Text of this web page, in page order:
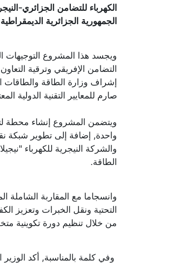
الجمهورية الجزائرية
ويجسد هذا المشروع التوجيهات
التضامن الإفريقي وترقية
إشراف وزارة الطاقة والطاقات
صارم للمعايير التقنية الدولية
واحدة, إضافة إلى تطوير شبكة
والشركة النيجرية للكهرباء
الطاقة.
وانسجاما مع المقاربة الشاملة
التحتية ونقل الخبرات وتعزيز
من خلال تنظيم دورة تكوينية
وفي كلمة بالمناسبة, أكد